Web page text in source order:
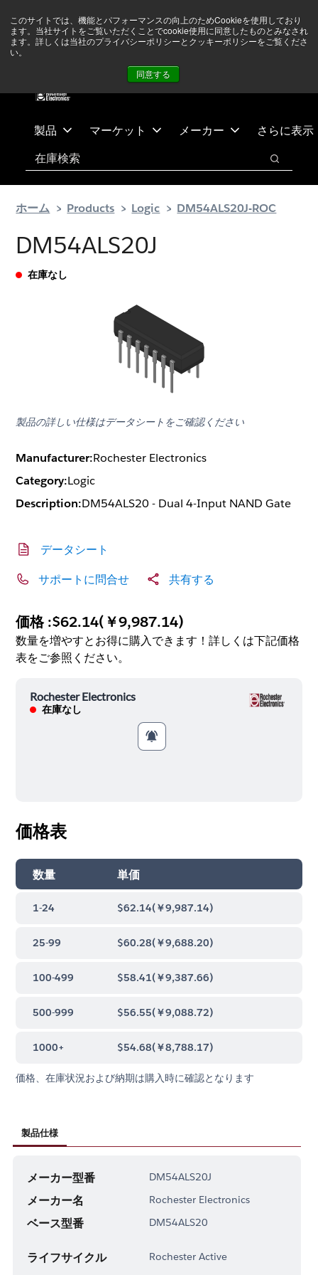
このサイトでは、機能とパフォーマンスの向上のためCookieを使用しており
ます。当社サイトをご覧いただくことでcookie使用に同意したものとみなされ
ます。詳しくは当社のプライバシーポリシーとクッキーポリシーをご覧くださ
い。
同意する
テ
ス
ありません 詳しい情報はこちら➜
製品 マーケット メーカー さらに表示
検索
検索
ホーム Products Logic DM54ALS20J-ROC
DM54ALS20J
在庫なし
製品の詳しい仕様はデータシートをご確認ください
Manufacturer:Rochester Electronics
Category:Logic
Description:DM54ALS20 - Dual 4-Input NAND Gate
データシート
サポートに問合せ 共有する
価格 :$62.14(￥9,987.14)
数量を増やすとお得に購入できます！詳しくは下記価格
表をご参照ください。
Rochester Electronics
在庫なし
価格表
数量 単価
1-24 $62.14(￥9,987.14)
25-99 $60.28(￥9,688.20)
100-499 $58.41(￥9,387.66)
500-999 $56.55(￥9,088.72)
1000+ $54.68(￥8,788.17)
価格、在庫状況および納期は購入時に確認となります
製品仕様
メーカー型番 DM54ALS20J
メーカー名 Rochester Electronics
ベース型番 DM54ALS20
ライフサイクル Rochester Active